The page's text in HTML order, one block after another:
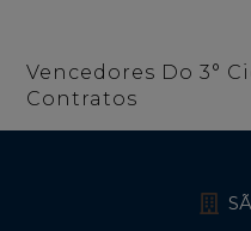
Vencedores Do 3°
Contratos